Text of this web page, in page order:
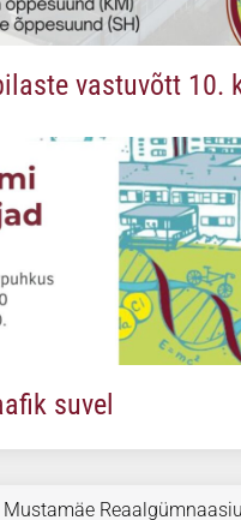
vastuvõtt 10.
suvel